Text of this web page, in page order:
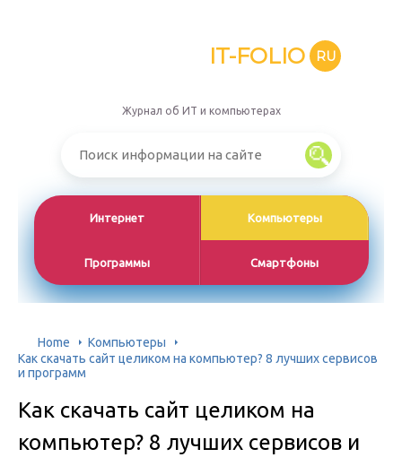
IT-FOLIO RU
Журнал об ИТ и компьютерах
Интернет Компьютеры
Программы Смартфоны
Home
Компьютеры
Как скачать сайт целиком на компьютер? 8 лучших сервисов
и программ
Как скачать сайт целиком на
компьютер? 8 лучших сервисов и